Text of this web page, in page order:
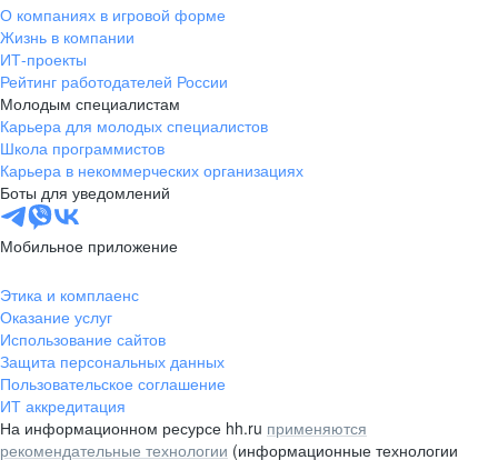
О компаниях в игровой форме
Жизнь в компании
ИТ-проекты
Рейтинг работодателей России
Молодым специалистам
Карьера для молодых специалистов
Школа программистов
Карьера в некоммерческих организациях
Боты для уведомлений
Мобильное приложение
Этика и комплаенс
Оказание услуг
Использование сайтов
Защита персональных данных
Пользовательское соглашение
ИТ аккредитация
На информационном ресурсе hh.ru применяются
рекомендательные технологии (информационные технологии